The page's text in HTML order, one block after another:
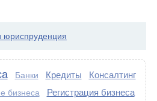
юриспруденция
Банки Кредиты
Консалтинг
бизнеса
Регистрация бизнеса